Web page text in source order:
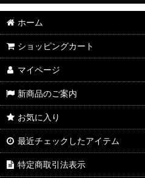
【業務用 お取引先様専用】
よしやす歳末市
すきやきしゃぶしゃぶ
ぶたまん
ウマ麺
ホーム
ショッピングカート
マイページ
新商品のご案内
お気に入り
最近チェックしたアイテム
特定商取引法表示